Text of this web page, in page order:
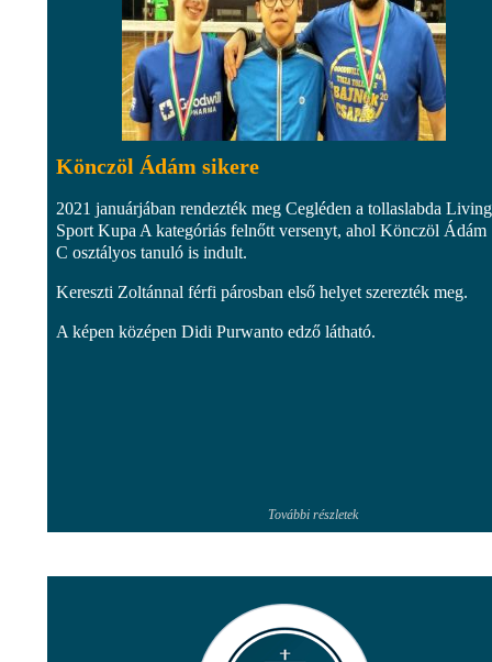
Könczöl Ádám sikere
2021 januárjában rendezték meg Cegléden a tollaslabda Living
Sport Kupa A kategóriás felnőtt versenyt, ahol Könczöl Ádám
C osztályos tanuló is indult.
Kereszti Zoltánnal férfi párosban első helyet szerezték meg.
A képen középen Didi Purwanto edző látható.
További részletek